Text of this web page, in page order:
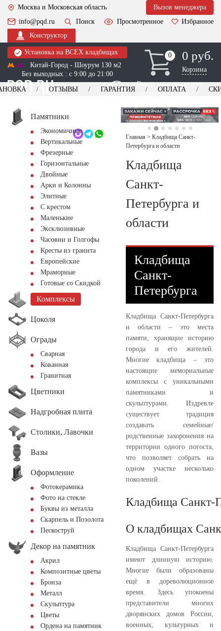
Москва и Московская область
Вызов менеджера
info@pqd.ru
Поиск Просмотренное
Избранное
Конструктор
Установка на ВСЕХ кладбищах
Китай-Город - Шоурум 130 м2
Без выходных : с 9:00 до 21:00
0
0 0 руб.
Корзина
Выезд менеджера для
оформления заказа
+7 (495) 518-44-23
Обратный звонок
ОТЗЫВЫ ГАРАНТИЯ ОПЛАТА
Памятники
Экономичные
Вертикальные
Фрезерные
Горизонтальные
Двойные
Арки и Колонны
Элитные
С крестом
Маленькие
Эксклюзивные
Часовни и Голгофы
Кресты из гранита
Европейские
Мраморные
Готовые со Скидкой
Комплексы
Цоколя
Ограды
Сварная
Кованная
Гранитная
Цветники
Надгробная плита
Столики, Лавочки
Вазы
Оформление
Фотокерамика
Фото на стекле
Буквы из металла
Скарпель и Позолота
Пескоструй
Декор на памятник
Акрил
Композитные цветы
Бронза
Металл
Скульптура
Цветы
Ордена на памятник
Главная > Кладбища Санкт-
Петербурга и области
Кладбища
Санкт-
Петербурга и
области
Кладбища
Санкт-
Петербурга
Кладбища Санкт-Петербурга
и области – это места
памяти, хранящие историю
города и его жителей.
Многие кладбища – это
настоящие мемориальные
комплексы с уникальными
памятниками и
скульптурами. Издревле
существует традиция
создавать семейные/
родственные захоронения на
территории одного погоста,
что позволяет собрать на
одном участке несколько
поколений.
Кладбища Санкт-
О кладбищах
Кладбища Санкт-Петербурга
имеют длинную историю.
Многие были образованы
ещё в дореволюционное
время. Здесь упокоены
представители многих
дворянских домов России,
военных, культурных и